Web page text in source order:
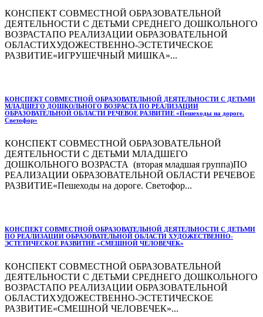
КОНСПЕКТ СОВМЕСТНОЙ ОБРАЗОВАТЕЛЬНОЙ
ДЕЯТЕЛЬНОСТИ С ДЕТЬМИ СРЕДНЕГО ДОШКОЛЬНОГО
ВОЗРАСТАПО РЕАЛИЗАЦИИ ОБРАЗОВАТЕЛЬНОЙ
ОБЛАСТИХУДОЖЕСТВЕННО-ЭСТЕТИЧЕСКОЕ
РАЗВИТИЕ«ИГРУШЕЧНЫЙ МИШКА»...
КОНСПЕКТ СОВМЕСТНОЙ ОБРАЗОВАТЕЛЬНОЙ ДЕЯТЕЛЬНОСТИ С ДЕТЬМИ
МЛАДШЕГО ДОШКОЛЬНОГО ВОЗРАСТА ПО РЕАЛИЗАЦИИ
ОБРАЗОВАТЕЛЬНОЙ ОБЛАСТИ РЕЧЕВОЕ РАЗВИТИЕ «Пешеходы на дороге.
Светофор»
КОНСПЕКТ СОВМЕСТНОЙ ОБРАЗОВАТЕЛЬНОЙ
ДЕЯТЕЛЬНОСТИ С ДЕТЬМИ МЛАДШЕГО
ДОШКОЛЬНОГО ВОЗРАСТА (вторая младшая группа)ПО
РЕАЛИЗАЦИИ ОБРАЗОВАТЕЛЬНОЙ ОБЛАСТИ РЕЧЕВОЕ
РАЗВИТИЕ«Пешеходы на дороге. Светофор...
КОНСПЕКТ СОВМЕСТНОЙ ОБРАЗОВАТЕЛЬНОЙ ДЕЯТЕЛЬНОСТИ С ДЕТЬМИ
ПО РЕАЛИЗАЦИИ ОБРАЗОВАТЕЛЬНОЙ ОБЛАСТИ ХУДОЖЕСТВЕННО-
ЭСТЕТИЧЕСКОЕ РАЗВИТИЕ «СМЕШНОЙ ЧЕЛОВЕЧЕК»
КОНСПЕКТ СОВМЕСТНОЙ ОБРАЗОВАТЕЛЬНОЙ
ДЕЯТЕЛЬНОСТИ С ДЕТЬМИ СРЕДНЕГО ДОШКОЛЬНОГО
ВОЗРАСТАПО РЕАЛИЗАЦИИ ОБРАЗОВАТЕЛЬНОЙ
ОБЛАСТИХУДОЖЕСТВЕННО-ЭСТЕТИЧЕСКОЕ
РАЗВИТИЕ«СМЕШНОЙ ЧЕЛОВЕЧЕК»...